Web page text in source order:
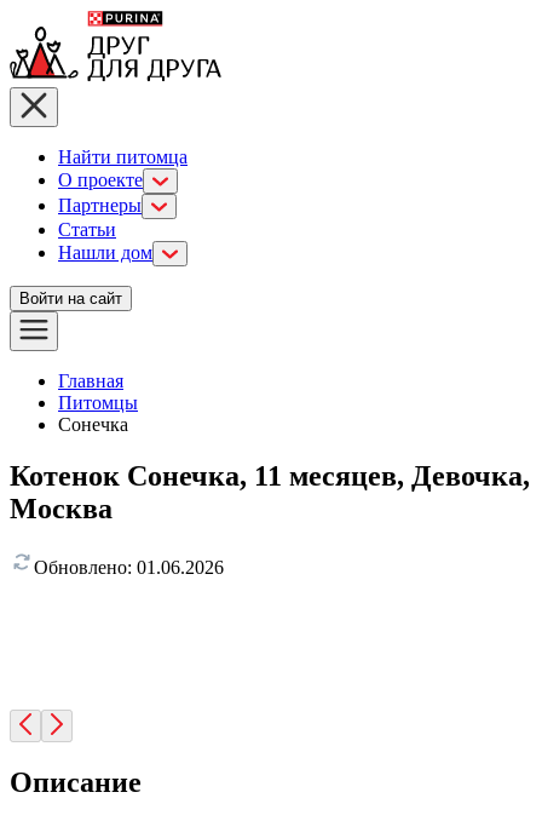
Найти питомца
О проекте
Партнеры
Статьи
Нашли дом
Войти на сайт
Главная
Питомцы
Сонечка
Котенок Сонечка, 11 месяцев, Девочка,
Москва
Обновлено: 01.06.2026
Описание